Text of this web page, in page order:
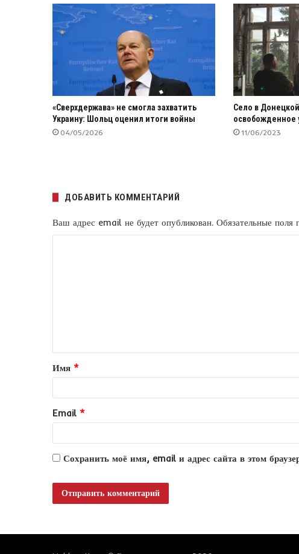
«Сверхдержава» не смогла захватить
Украину: Шольц оценил итоги войны
04/05/2026
Село в
освобожденное
11/06/2023
ДОБАВИТЬ КОММЕНТАРИЙ
Ваш адрес email не будет опубликован. Обязательные поля
т
а
й
*
Имя *
Email *
Сохранить моё имя, email и адрес сайта в этом